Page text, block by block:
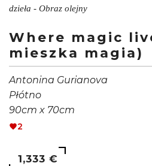
dzieła - Obraz olejny
Where magic
mieszka magia)
Antonina Gurianova
Płótno
90cm x 70cm
2
1,333 €